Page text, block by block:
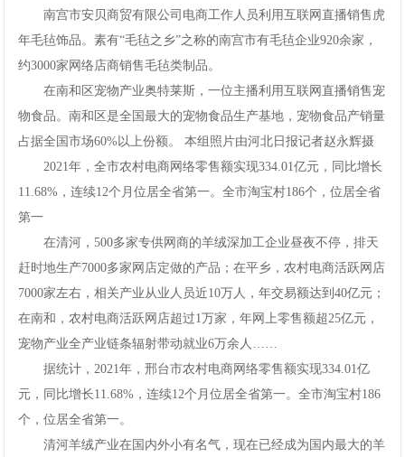
app
南宫市安贝商贸有限公司电商工作人员利用互联网直播销售虎
年毛毡饰品。素有“毛毡之乡”之称的南宫市有毛毡企业920余家，
约3000家网络店商销售毛毡类制品。
在南和区宠物产业奥特莱斯，一位主播利用互联网直播销售宠
物食品。南和区是全国最大的宠物食品生产基地，宠物食品产销量
占据全国市场60%以上份额。本组照片由河北日报记者赵永辉摄
2021年，全市农村电商网络零售额实现334.01亿元，同比增长
11.68%，连续12个月位居全省第一。全市淘宝村186个，位居全省
第一
在清河，500多家专供网商的羊绒深加工企业昼夜不停，排天
赶时地生产7000多家网店定做的产品；在平乡，农村电商活跃网店
7000家左右，相关产业从业人员近10万人，年交易额达到40亿元；
在南和，农村电商活跃网店超过1万家，年网上零售额超25亿元，
宠物产业全产业链条辐射带动就业6万余人……
据统计，2021年，邢台市农村电商网络零售额实现334.01亿
元，同比增长11.68%，连续12个月位居全省第一。全市淘宝村186
个，位居全省第一。
清河羊绒产业在国内外小有名气，现在已经成为国内最大的羊